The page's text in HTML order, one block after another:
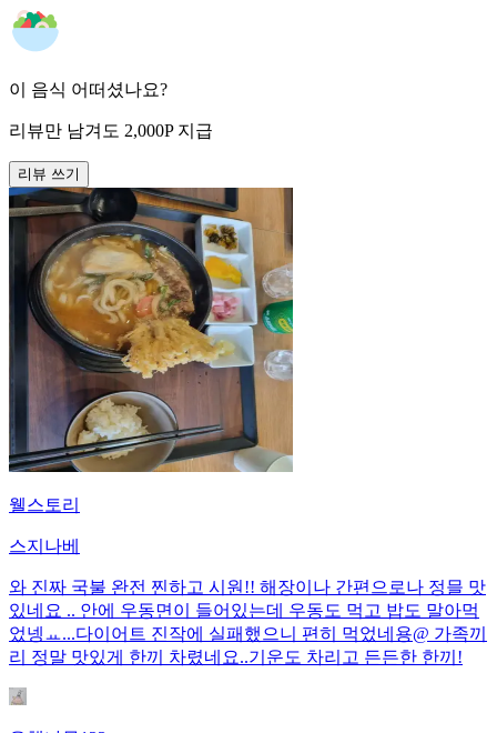
이 음식 어떠셨나요?
리뷰만 남겨도 2,000P 지급
리뷰 쓰기
웰스토리
스지나베
와 진짜 국불 완전 찐하고 시원!! 해장이나 간편으로나 정믈 맛
있네요 .. 안에 우동면이 들어있는데 우동도 먹고 밥도 말아먹
었넹ㅛ...다이어트 진작에 실패했으니 편히 먹었네용@ 가족끼
리 정말 맛있게 한끼 차렸네요..기운도 차리고 든든한 한끼!